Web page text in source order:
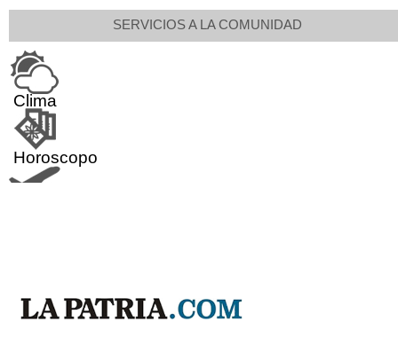
SERVICIOS A LA COMUNIDAD
Clima
Horoscopo